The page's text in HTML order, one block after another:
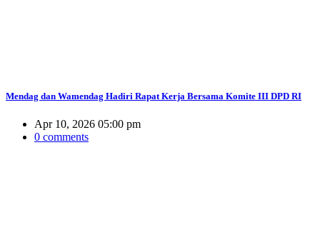
Mendag dan Wamendag Hadiri Rapat Kerja Bersama Komite III DPD RI
Apr 10, 2026 05:00 pm
0 comments